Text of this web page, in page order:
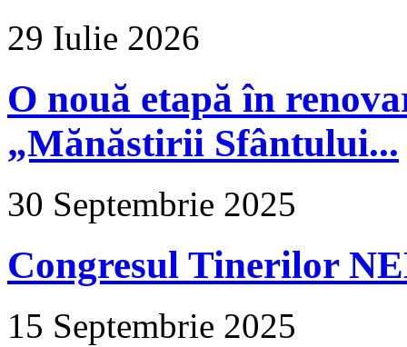
29 Iulie 2026
O nouă etapă în
„Mănăstirii Sfântului...
30 Septembrie 2025
Congresul Tinerilor
15 Septembrie 2025